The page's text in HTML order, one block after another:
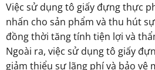
Việc sử dụng tô giấy đựng thực
nhấn cho sản phẩm và thu hút
đồng thời tăng tính tiện lợi và
Ngoài ra, việc sử dụng tô giấy
giảm thiểu sự lãng phí và bảo vệ